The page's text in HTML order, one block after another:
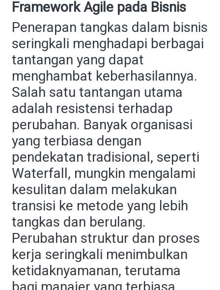
Framework Agile pada Bisnis
Penerapan tangkas dalam bisnis
seringkali menghadapi berbagai
tantangan yang dapat
menghambat keberhasilannya.
Salah satu tantangan utama
adalah resistensi terhadap
perubahan. Banyak organisasi
yang terbiasa dengan
pendekatan tradisional, seperti
Waterfall, mungkin mengalami
kesulitan dalam melakukan
transisi ke metode yang lebih
tangkas dan berulang.
Perubahan struktur dan proses
kerja seringkali menimbulkan
ketidaknyamanan, terutama